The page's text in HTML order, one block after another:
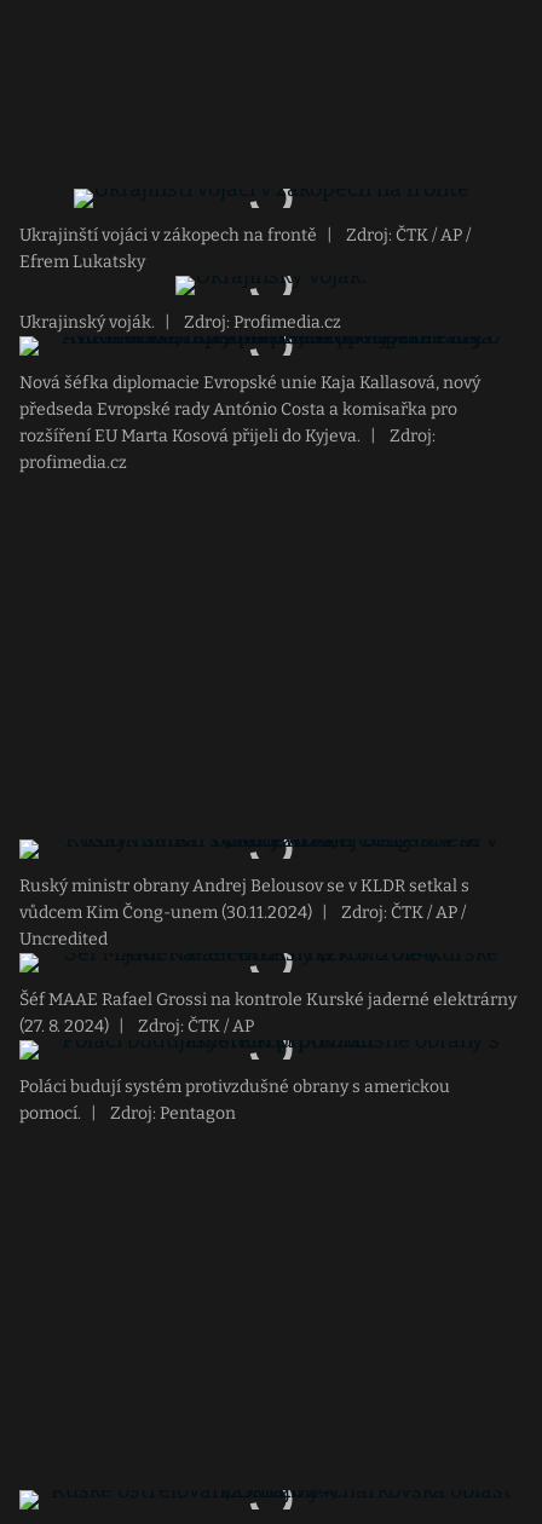
Ukrajinští vojáci v zákopech na frontě
Zdroj: ČTK / AP /
Efrem Lukatsky
Ukrajinský voják. Zdroj: Profimedia.cz
Nová šéfka diplomacie Evropské unie Kaja Kallasová, nový
předseda Evropské rady António Costa a komisařka pro
rozšíření EU Marta Kosová přijeli do Kyjeva.
Zdroj:
profimedia.cz
Ruský ministr obrany Andrej Belousov se v KLDR setkal s
vůdcem Kim Čong-unem (30.11.2024)
Zdroj: ČTK / AP /
Uncredited
Šéf MAAE Rafael Grossi na kontrole Kurské jaderné elektrárny
(27. 8. 2024)
Zdroj: ČTK / AP
Poláci budují systém protivzdušné obrany s americkou
pomocí.
Zdroj: Pentagon